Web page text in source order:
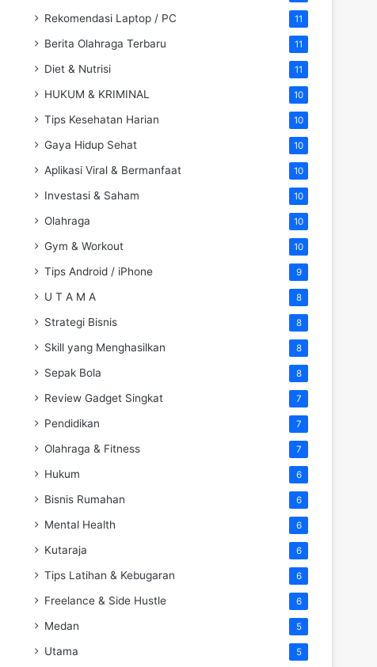
Rekomendasi Laptop / PC 11
Berita Olahraga Terbaru 11
Diet & Nutrisi 11
HUKUM & KRIMINAL 10
Tips Kesehatan Harian 10
Gaya Hidup Sehat 10
Aplikasi Viral & Bermanfaat 10
Investasi & Saham 10
Olahraga 10
Gym & Workout 10
Tips Android / iPhone 9
U T A M A 8
Strategi Bisnis 8
Skill yang Menghasilkan 8
Sepak Bola 8
Review Gadget Singkat 7
Pendidikan 7
Olahraga & Fitness 7
Hukum 6
Bisnis Rumahan 6
Mental Health 6
Kutaraja 6
Tips Latihan & Kebugaran 6
Freelance & Side Hustle 6
Medan 5
Utama 5